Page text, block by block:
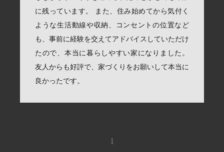
に残っています。 また、住み始めてから気付く
ような生活動線や収納、コンセントの位置など
も、事前に経験を交えてアドバイスしていただけ
たので、本当に暮らしやすい家になりました。
友人からも好評で、家づくりをお願いして本当に
良かったです。
1